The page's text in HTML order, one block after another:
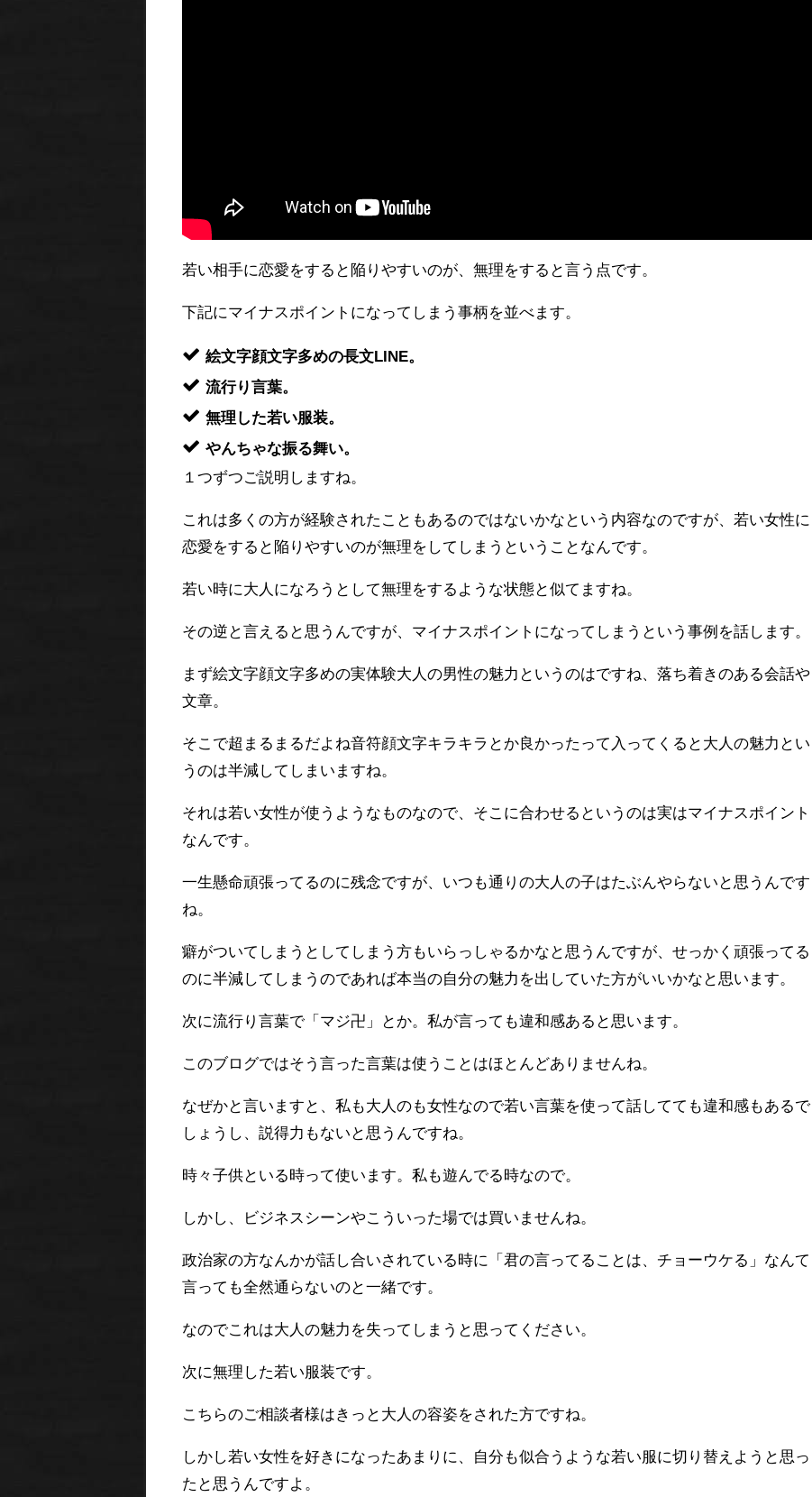
若い相手に恋愛をすると陥りやすいのが、無理をすると言う点です。
下記にマイナスポイントになってしまう事柄を並べます。
絵文字顔文字多めの長文LINE。
流行り言葉。
無理した若い服装。
やんちゃな振る舞い。
１つずつご説明しますね。
これは多くの方が経験されたこともあるのではないかなという内容なのですが、若い女性に
恋愛をすると陥りやすいのが無理をしてしまうということなんです。
若い時に大人になろうとして無理をするような状態と似てますね。
その逆と言えると思うんですが、マイナスポイントになってしまうという事例を話します。
まず絵文字顔文字多めの実体験大人の男性の魅力というのはですね、落ち着きのある会話や
文章。
そこで超まるまるだよね音符顔文字キラキラとか良かったって入ってくると大人の魅力とい
うのは半減してしまいますね。
それは若い女性が使うようなものなので、そこに合わせるというのは実はマイナスポイント
なんです。
一生懸命頑張ってるのに残念ですが、いつも通りの大人の子はたぶんやらないと思うんです
ね。
癖がついてしまうとしてしまう方もいらっしゃるかなと思うんですが、せっかく頑張ってる
のに半減してしまうのであれば本当の自分の魅力を出していた方がいいかなと思います。
次に流行り言葉で「マジ卍」とか。私が言っても違和感あると思います。
このブログではそう言った言葉は使うことはほとんどありませんね。
なぜかと言いますと、私も大人のも女性なので若い言葉を使って話してても違和感もあるで
しょうし、説得力もないと思うんですね。
時々子供といる時って使います。私も遊んでる時なので。
しかし、ビジネスシーンやこういった場では買いませんね。
政治家の方なんかが話し合いされている時に「君の言ってることは、チョーウケる」なんて
言っても全然通らないのと一緒です。
なのでこれは大人の魅力を失ってしまうと思ってください。
次に無理した若い服装です。
こちらのご相談者様はきっと大人の容姿をされた方ですね。
しかし若い女性を好きになったあまりに、自分も似合うような若い服に切り替えようと思っ
たと思うんですよ。